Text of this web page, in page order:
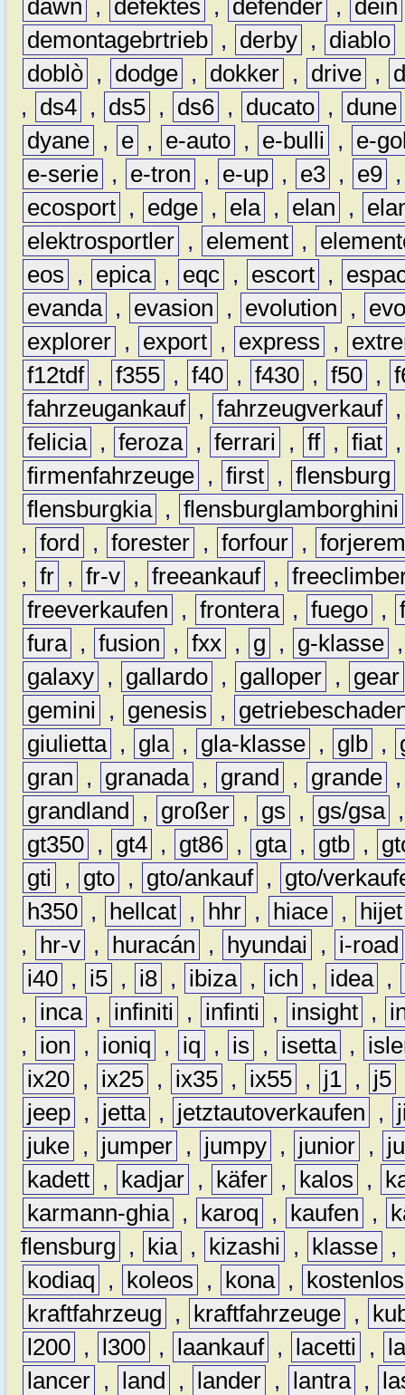
dawn , defektes , defender , dein
demontagebrtrieb , derby , diablo
doblò , dodge , dokker , drive ,
,
ds4 , ds5 , ds6 , ducato , dune
dyane , e , e-auto , e-bulli ,
e-
e-serie , e-tron , e-up , e3 , e9
ecosport , edge , ela , elan ,
elektrosportler , element ,
eos
, epica , eqc , escort ,
evanda , evasion , evolution ,
explorer , export , express ,
f12tdf , f355 , f40 , f430 , f50 ,
fahrzeugankauf , fahrzeugverkauf
felicia , feroza , ferrari , ff , fiat
firmenfahrzeuge , first , flensburg
flensburgkia , flensburglamborghini
, ford , forester , forfour ,
, fr , fr-v , freeankauf ,
freeverkaufen
, frontera , fuego ,
fura , fusion , fxx , g , g-klasse
galaxy , gallardo , galloper ,
gear
gemini
, genesis ,
giulietta , gla , gla-klasse , glb ,
gran
, granada , grand , grande
grandland
, großer , gs , gs/gsa
gt350 , gt4 , gt86 , gta , gtb ,
gti
, gto , gto/ankauf ,
gto/
h350 , hellcat , hhr , hiace ,
hijet
,
hr-v , huracán , hyundai ,
i-road
i40 , i5 , i8 , ibiza , ich , idea ,
,
inca , infiniti , infinti , insight ,
,
ion , ioniq , iq , is , isetta ,
ix20 , ix25 , ix35 , ix55 , j1 , j5
jeep , jetta , jetztautoverkaufen ,
juke , jumper , jumpy , junior ,
kadett , kadjar , käfer , kalos ,
karmann-ghia , karoq , kaufen ,
flensburg
, kia , kizashi , klasse ,
kodiaq
, koleos , kona ,
kostenlos
kraftfahrzeug
, kraftfahrzeuge ,
l200 , l300 , laankauf , lacetti ,
lancer , land , lander , lantra ,